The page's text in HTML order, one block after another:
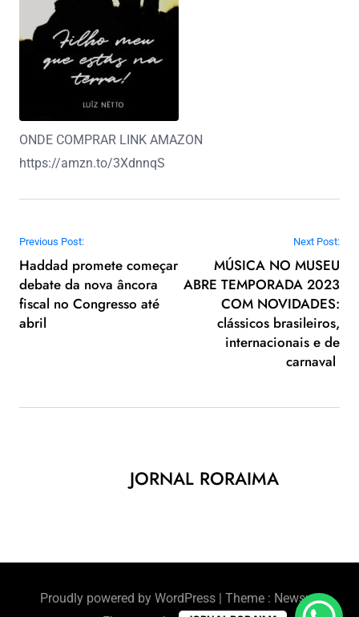
ONDE COMPRAR LINK AMAZON
https://amzn.to/3XdnnqS
Navegação de Post
Previous Post:
Haddad promete começar
debate da nova âncora
fiscal no Congresso até
abril
Next Post:
MÚSICA NO MUSEU
ABRE TEMPORADA 2023
COM NOVIDADES:
clássicos brasileiros,
internacionais e de
carnaval
JORNAL RORAIMA
Proudly powered by WordPress | Theme : Newsus